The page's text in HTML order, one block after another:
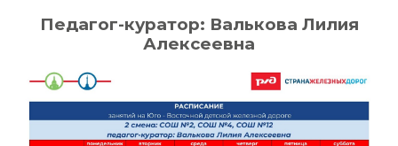
Педагог-куратор: Валькова Лилия
Алексеевна